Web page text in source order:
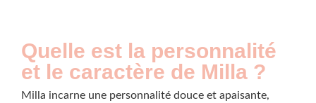
Quelle est la personnalité
et le caractère de Milla ?
Milla incarne une personnalité douce et apaisante,